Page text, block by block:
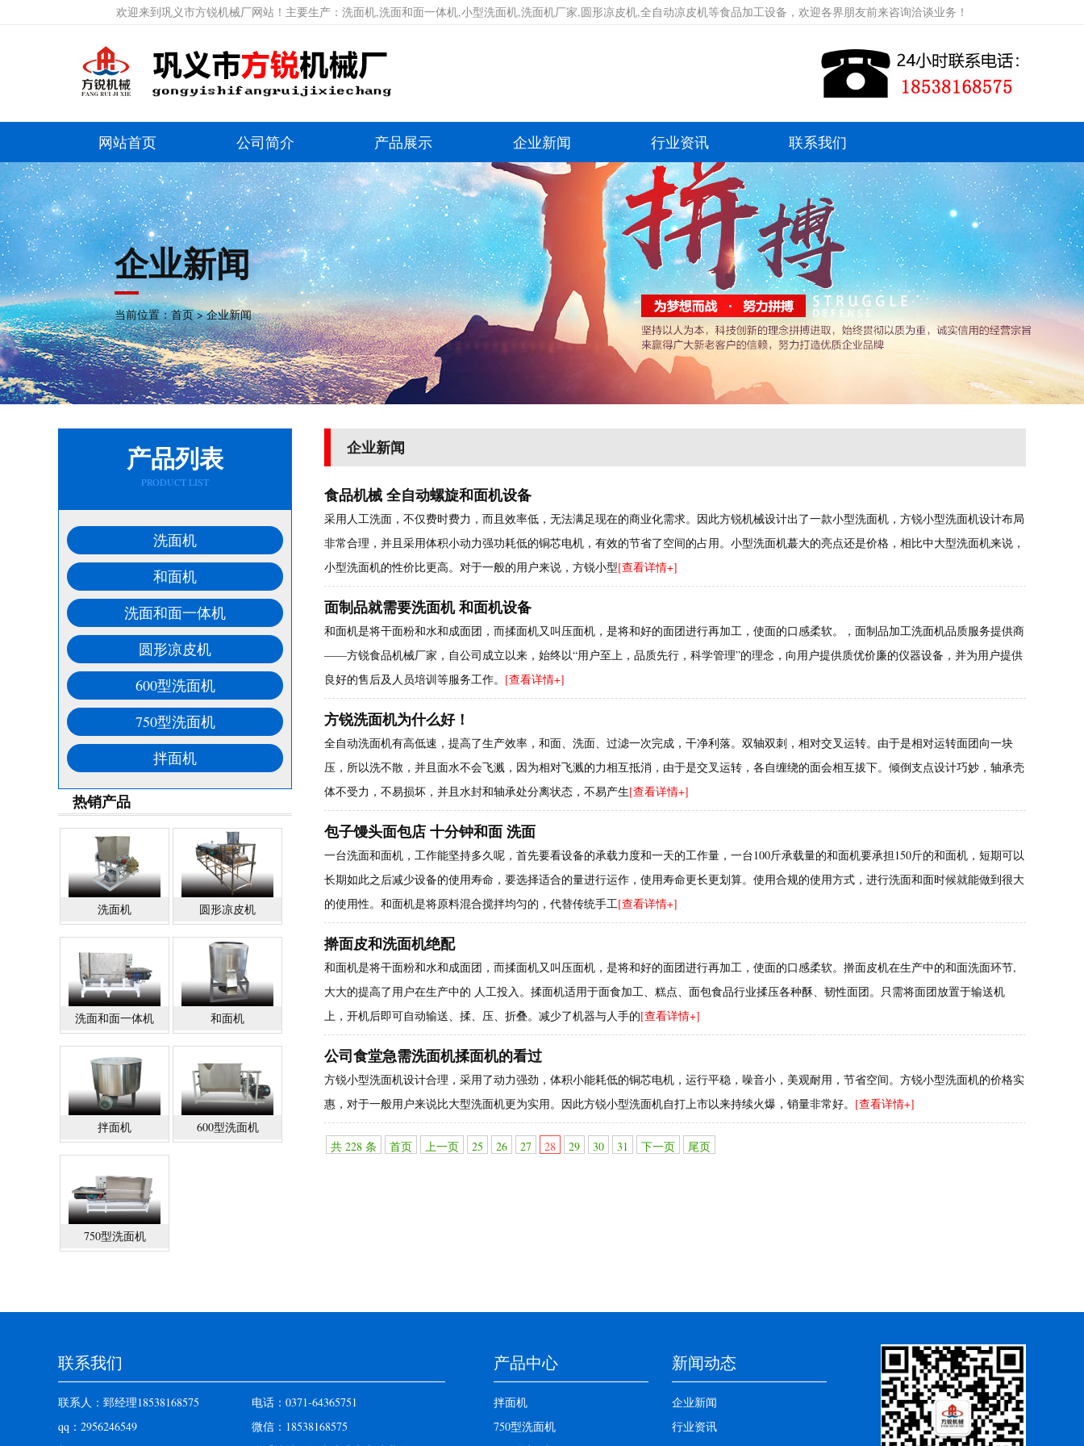
欢迎来到巩义市方锐机械厂网站！主要生产：洗面机,洗面和面一体机,小型洗面机,洗面机厂家,圆形凉皮机,全自动凉皮机等食品加工设备，欢迎各界朋友前来咨询洽谈业务！
网站首页 公司简介 产品展示 企业新闻 行业资讯 联系我们
企业新闻
当前位置：首页>企业新闻
产品列表
PRODUCT LIST
洗面机
和面机
洗面和面一体机
圆形凉皮机
600型洗面机
750型洗面机
拌面机
热销产品
洗面机 圆形凉皮机
洗面和面一体机 和面机
拌面机 600型洗面机
750型洗面机
企业新闻
食品机械 全自动螺旋和面机设备
采用人工洗面，不仅费时费力，而且效率低，无法满足现在的商业化需求。因此方锐机械设计出了一款小型洗面机，方锐小型洗面机设计布局
非常合理，并且采用体积小动力强功耗低的铜芯电机，有效的节省了空间的占用。小型洗面机蕞大的亮点还是价格，相比中大型洗面机来说，
小型洗面机的性价比更高。对于一般的用户来说，方锐小型[查看详情+]
面制品就需要洗面机 和面机设备
和面机是将干面粉和水和成面团，而揉面机又叫压面机，是将和好的面团进行再加工，使面的口感柔软。，面制品加工洗面机品质服务提供商
——方锐食品机械厂家，自公司成立以来，始终以“用户至上，品质先行，科学管理”的理念，向用户提供质优价廉的仪器设备，并为用户提供
良好的售后及人员培训等服务工作。 [查看详情+]
方锐洗面机为什么好！
全自动洗面机有高低速，提高了生产效率，和面、洗面、过滤一次完成，干净利落。双轴双刺，相对交叉运转。由于是相对运转面团向一块
压，所以洗不散，并且面水不会飞溅，因为相对飞溅的力相互抵消，由于是交叉运转，各自缠绕的面会相互拔下。倾倒支点设计巧妙，轴承壳
体不受力，不易损坏，并且水封和轴承处分离状态，不易产生[查看详情+]
包子馒头面包店 十分钟和面 洗面
一台洗面和面机，工作能坚持多久呢，首先要看设备的承载力度和一天的工作量，一台100斤承载量的和面机要承担150斤的和面机，短期可以
长期如此之后减少设备的使用寿命，要选择适合的量进行运作，使用寿命更长更划算。使用合规的使用方式，进行洗面和面时候就能做到很大
的使用性。和面机是将原料混合搅拌均匀的，代替传统手工[查看详情+]
擀面皮和洗面机绝配
和面机是将干面粉和水和成面团，而揉面机又叫压面机，是将和好的面团进行再加工，使面的口感柔软。擀面皮机在生产中的和面洗面环节,
大大的提高了用户在生产中的 人工投入。揉面机适用于面食加工、糕点、面包食品行业揉压各种酥、韧性面团。只需将面团放置于输送机
上，开机后即可自动输送、揉、压、折叠。减少了机器与人手的[查看详情+]
公司食堂急需洗面机揉面机的看过
方锐小型洗面机设计合理，采用了动力强劲，体积小能耗低的铜芯电机，运行平稳，噪音小，美观耐用，节省空间。方锐小型洗面机的价格实
惠，对于一般用户来说比大型洗面机更为实用。因此方锐小型洗面机自打上市以来持续火爆，销量非常好。 [查看详情+]
共 228 条 首页 上一页 25 26 27 28 29 30 31 下一页 尾页
联系我们
联系人：郅经理18538168575
电话：0371-64365751
qq：2956246549
微信：18538168575
产品中心
拌面机
750型洗面机
新闻动态
企业新闻
行业资讯